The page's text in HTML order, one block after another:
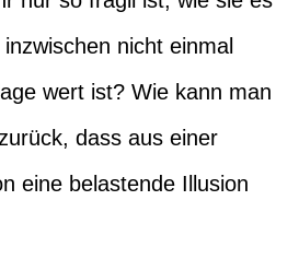
nicht einmal
wert ist? Wie kann man
dass aus einer
eine belastende Illusion